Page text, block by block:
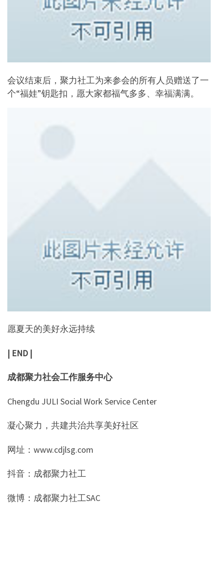
会议结束后，聚力社工为来参会的所有人员赠送了一
个“福娃”钥匙扣，愿大家都福气多多、幸福满满。
愿夏天的美好永远持续
| END |
成都聚力社会工作服务中心
Chengdu JULI Social Work Service Center
凝心聚力，共建共治共享美好社区
网址：www.cdjlsg.com
抖音：成都聚力社工
微博：成都聚力社工SAC